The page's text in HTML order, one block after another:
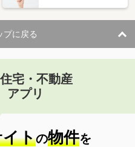
本市北区楠野町
本市中央区京町２丁目
プに戻る
宅・不動産
アプリ
トの物件を